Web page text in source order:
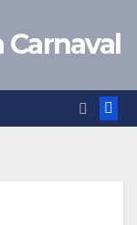
Carnaval